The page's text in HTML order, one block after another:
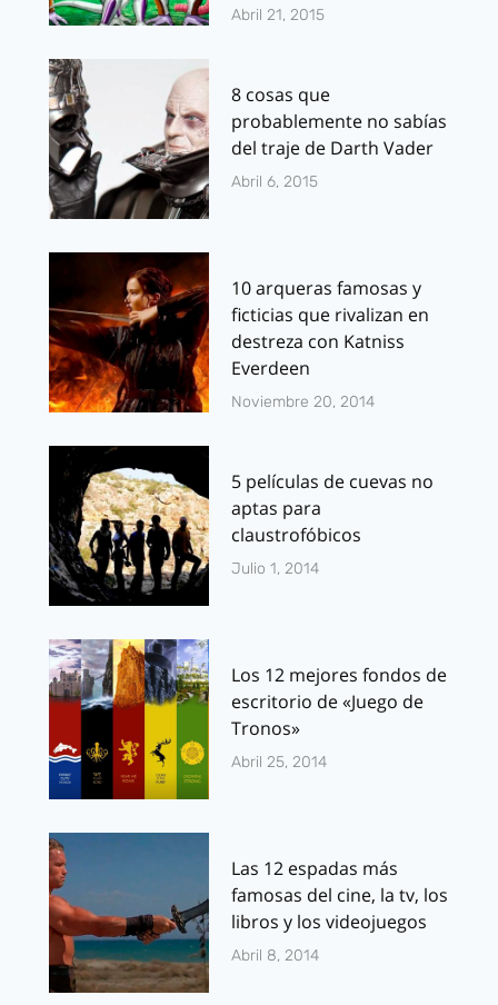
Abril 21, 2015
8 cosas que
probablemente no sabías
del traje de Darth Vader
Abril 6, 2015
10 arqueras famosas y
ficticias que rivalizan en
destreza con Katniss
Everdeen
Noviembre 20, 2014
5 películas de cuevas no
aptas para
claustrofóbicos
Julio 1, 2014
Los 12 mejores fondos de
escritorio de «Juego de
Tronos»
Abril 25, 2014
Las 12 espadas más
famosas del cine, la tv, los
libros y los videojuegos
Abril 8, 2014